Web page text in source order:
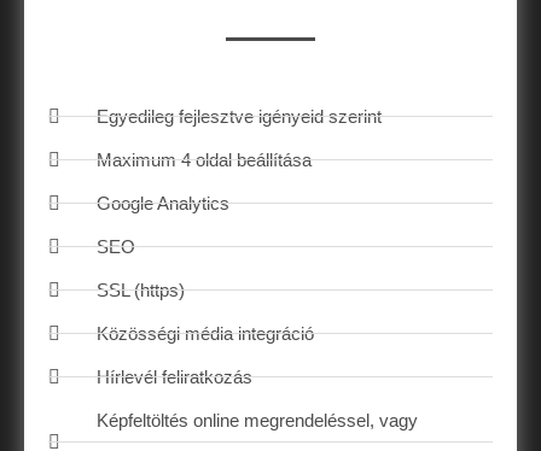
Egyedileg fejlesztve igényeid szerint
Maximum 4 oldal beállítása
Google Analytics
SEO
SSL (https)
Közösségi média integráció
Hírlevél feliratkozás
Képfeltöltés online megrendeléssel, vagy